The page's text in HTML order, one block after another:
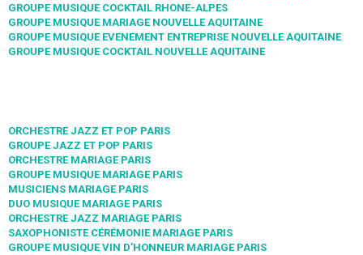
GROUPE MUSIQUE COCKTAIL RHONE-ALPES
GROUPE MUSIQUE MARIAGE NOUVELLE AQUITAINE
GROUPE MUSIQUE EVENEMENT ENTREPRISE NOUVELLE AQUITAINE
GROUPE MUSIQUE COCKTAIL NOUVELLE AQUITAINE
ORCHESTRE JAZZ ET POP PARIS
GROUPE JAZZ ET POP PARIS
ORCHESTRE MARIAGE PARIS
GROUPE MUSIQUE MARIAGE PARIS
MUSICIENS MARIAGE PARIS
DUO MUSIQUE MARIAGE PARIS
ORCHESTRE JAZZ MARIAGE PARIS
SAXOPHONISTE CÉRÉMONIE MARIAGE PARIS
GROUPE MUSIQUE VIN D’HONNEUR MARIAGE PARIS